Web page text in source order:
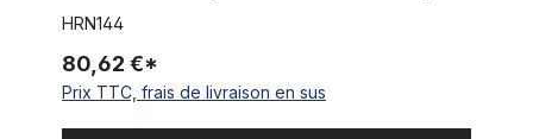
HRN144
80,62 €*
Prix TTC, frais de livraison en sus